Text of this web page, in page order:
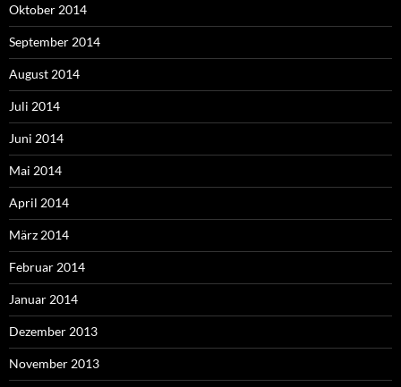
Oktober 2014
September 2014
August 2014
Juli 2014
Juni 2014
Mai 2014
April 2014
März 2014
Februar 2014
Januar 2014
Dezember 2013
November 2013